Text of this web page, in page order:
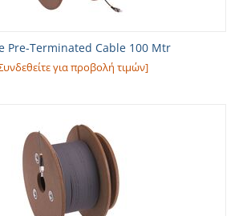
Pre-Terminated Cable 100 Mtr
για προβολή τιμών]